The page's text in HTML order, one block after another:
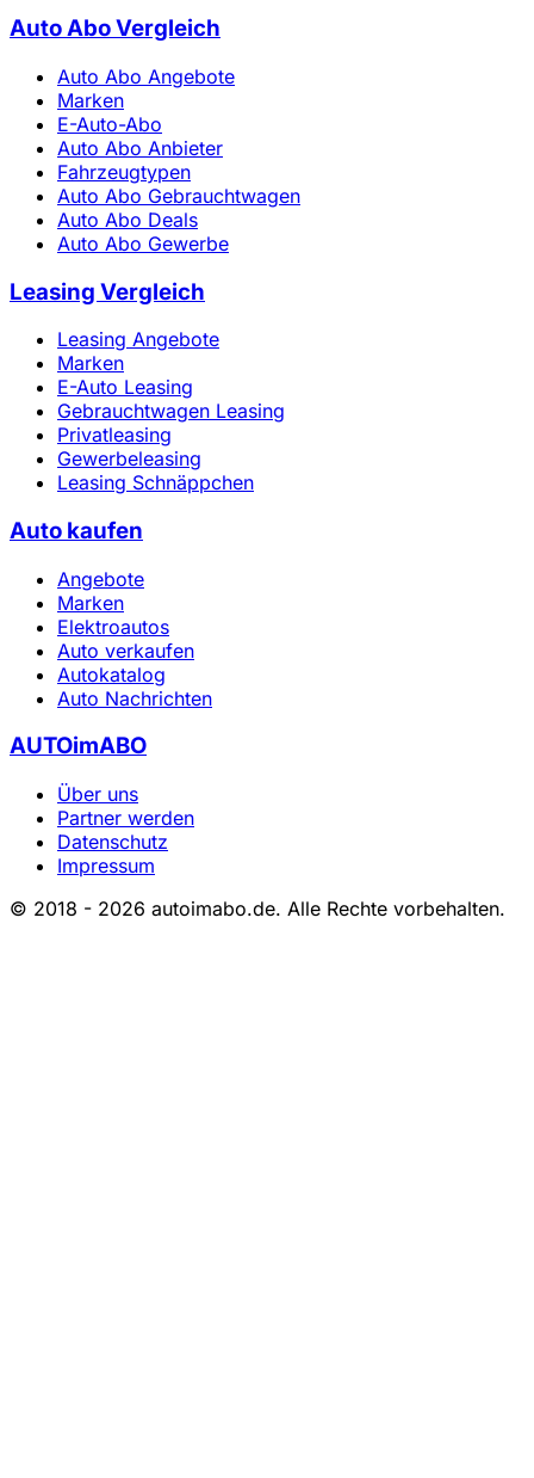
Auto Abo Vergleich
Auto Abo Angebote
Marken
E-Auto-Abo
Auto Abo Anbieter
Fahrzeugtypen
Auto Abo Gebrauchtwagen
Auto Abo Deals
Auto Abo Gewerbe
Leasing Vergleich
Leasing Angebote
Marken
E-Auto Leasing
Gebrauchtwagen Leasing
Privatleasing
Gewerbeleasing
Leasing Schnäppchen
Auto kaufen
Angebote
Marken
Elektroautos
Auto verkaufen
Autokatalog
Auto Nachrichten
AUTOimABO
Über uns
Partner werden
Datenschutz
Impressum
© 2018 - 2026 autoimabo.de. Alle Rechte vorbehalten.